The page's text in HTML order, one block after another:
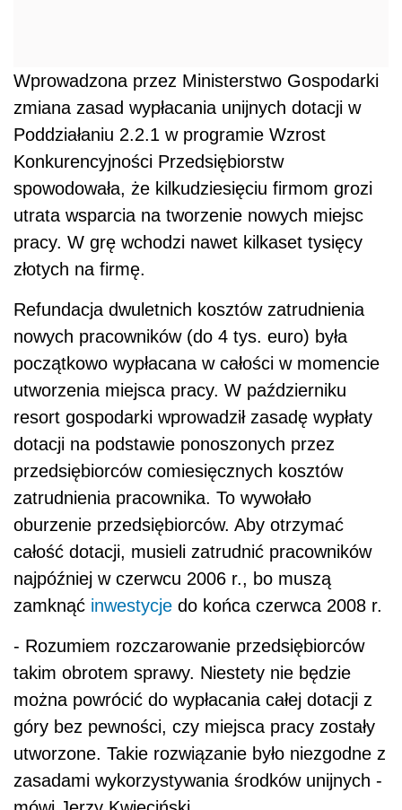
Wprowadzona przez Ministerstwo Gospodarki
zmiana zasad wypłacania unijnych dotacji w
Poddziałaniu 2.2.1 w programie Wzrost
Konkurencyjności Przedsiębiorstw
spowodowała, że kilkudziesięciu firmom grozi
utrata wsparcia na tworzenie nowych miejsc
pracy. W grę wchodzi nawet kilkaset tysięcy
złotych na firmę.
Refundacja dwuletnich kosztów zatrudnienia
nowych pracowników (do 4 tys. euro) była
początkowo wypłacana w całości w momencie
utworzenia miejsca pracy. W październiku
resort gospodarki wprowadził zasadę wypłaty
dotacji na podstawie ponoszonych przez
przedsiębiorców comiesięcznych kosztów
zatrudnienia pracownika. To wywołało
oburzenie przedsiębiorców. Aby otrzymać
całość dotacji, musieli zatrudnić pracowników
najpóźniej w czerwcu 2006 r., bo muszą
zamknąć inwestycje do końca czerwca 2008 r.
- Rozumiem rozczarowanie przedsiębiorców
takim obrotem sprawy. Niestety nie będzie
można powrócić do wypłacania całej dotacji z
góry bez pewności, czy miejsca pracy zostały
utworzone. Takie rozwiązanie było niezgodne z
zasadami wykorzystywania środków unijnych -